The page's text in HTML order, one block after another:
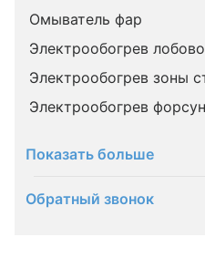
Омыватель фар
Электрообогрев
Электрообогрев зоны
Электрообогрев
Показать больше
Обратный звонок